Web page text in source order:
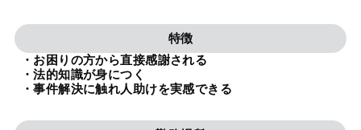
特徴
・お困りの方から直接感謝される
・法的知識が身につく
・事件解決に触れ人助けを実感できる